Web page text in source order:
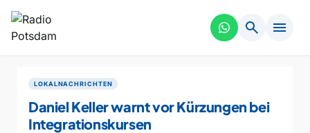
search menu
LOKALNACHRICHTEN
Daniel Keller warnt vor Kürzungen bei
Integrationskursen